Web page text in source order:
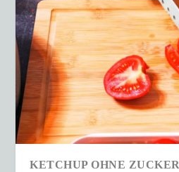
KETCHUP OHNE ZUCKER